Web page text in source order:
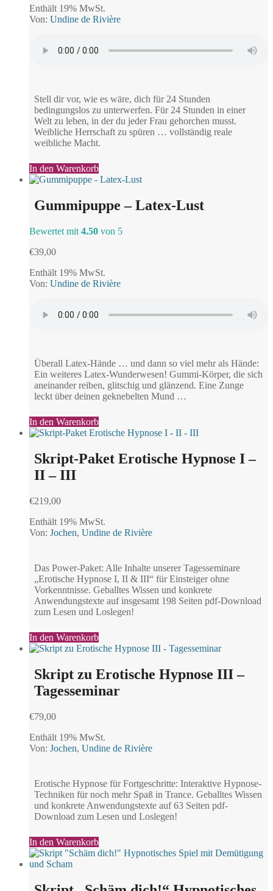
Enthält 19% MwSt.
Von: Undine de Rivière
Stell dir vor, wie es wäre, dich für 24 Stunden
bedingungslos zu unterwerfen. Für 24 Stunden in einer
Welt zu leben, in der du jeder Frau gehorchen musst.
Weibliche Herrschaft zu spüren … vollständig reale
weibliche Macht.
In den Warenkorb
Gummipuppe – Latex-Lust
Bewertet mit 4.50 von 5
€39,00
Enthält 19% MwSt.
Von: Undine de Rivière
Überall Latex-Hände … und dann so viel mehr als Hände:
Ein weiteres Latex-Wunderwesen! Gummi-Körper, die sich
aneinander reiben, glitschig und glänzend. Eine Zunge
leckt über deinen geknebelten Mund …
In den Warenkorb
Skript-Paket Erotische Hypnose I –
II – III
€219,00
Enthält 19% MwSt.
Von: Jochen, Undine de Rivière
Das Power-Paket: Alle Inhalte unserer Tagesseminare
„Erotische Hypnose I, II & III“ für Einsteiger ohne
Vorkenntnisse. Geballtes Wissen und konkrete
Anwendungstexte auf insgesamt 198 Seiten pdf-Download
zum Lesen und Loslegen!
In den Warenkorb
Skript zu Erotische Hypnose III –
Tagesseminar
€79,00
Enthält 19% MwSt.
Von: Jochen, Undine de Rivière
Erotische Hypnose für Fortgeschritte: Interaktive Hypnose-
Techniken für noch mehr Spaß in Trance. Geballtes Wissen
und konkrete Anwendungstexte auf 63 Seiten pdf-
Download zum Lesen und Loslegen!
In den Warenkorb